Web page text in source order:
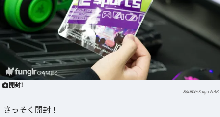
開封！
Saiga NAK
さっそく開封！